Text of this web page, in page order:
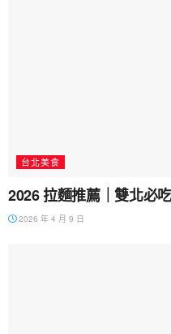
台北美食
2026 拉麵推薦｜雙北必
2026 年 4 月 9 日